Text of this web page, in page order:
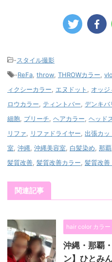
-スタイル撮影
-ReFa, throw, THROWカラー,
ィクシーカラー, エヌドット , オッジ
ロウカラー, ティントバー, デンキバ
細胞, ブリーチ, ヘアカラー, ヘッド
リファ, リファドライヤー, 出張カッ
室, 沖縄, 沖縄美容室, 白髪染め, 那覇
髪質改善, 髪質改善カラー, 髪質改善
関連記事
hair color カラー
沖縄・那覇
ン】ひとみ